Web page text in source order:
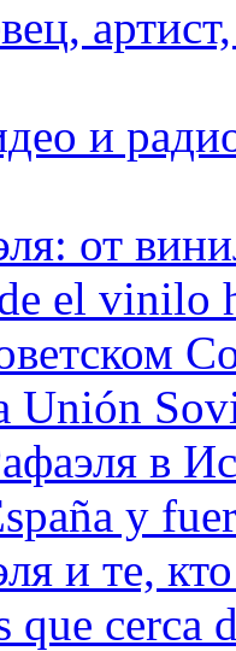
и
от
el vinilo
Unión
в
y
и те,
que cerca